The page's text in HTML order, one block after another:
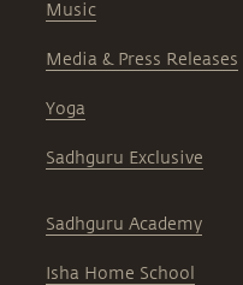
Music
Media & Press Releases
Yoga
Sadhguru Exclusive
Sadhguru Academy
Isha Home School